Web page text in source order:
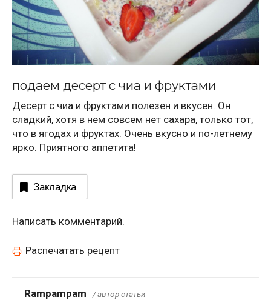
подаем десерт с чиа и фруктами
Десерт с чиа и фруктами полезен и вкусен. Он
сладкий, хотя в нем совсем нет сахара, только тот,
что в ягодах и фруктах. Очень вкусно и по-летнему
ярко. Приятного аппетита!
Закладка
Написать комментарий.
Распечатать рецепт
Rampampam / автор статьи